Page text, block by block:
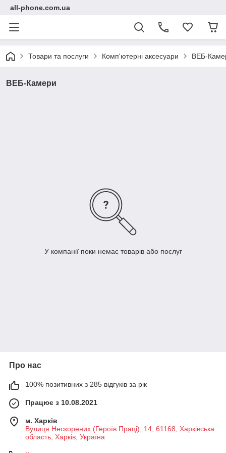
all-phone.com.ua
Товари та послуги Комп'ютерні аксесуари ВЕБ-
ВЕБ-Камери
У компанії поки немає товарів або послуг
Про нас
100% позитивних з 285 відгуків за рік
Працює з 10.08.2021
м. Харків
Вулиця Нескорених (Героїв Праці), 14, 61168, Харківська
область, Харків, Україна